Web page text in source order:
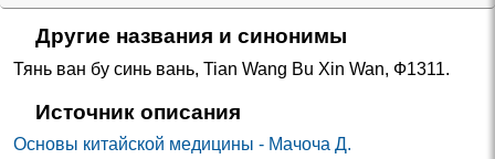
Другие названия и синонимы
Тянь ван бу синь вань,Tian Wang Bu Xin Wan, Ф1311.
Источник описания
Основы китайской медицины - Мачоча Д.